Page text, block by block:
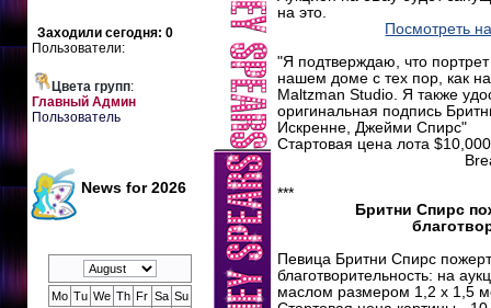
Заходили сегодня: 0
Пользователи:
Цвета групп:
Главный Админ
Пользователь
News for 2026
Mo Tu We Th Fr Sa Su
на это.
Посмотреть
"Я подтверждаю, что
нашем доме с тех пор, как
Maltzman Studio. Я также
оригинальная подпись
Искренне, Джейми Спирс"
Стартовая цена лота
***
Бритни Спирс
Певица Бритни Спирс
благотворительность: на
маслом размером 1,2 х 1,5